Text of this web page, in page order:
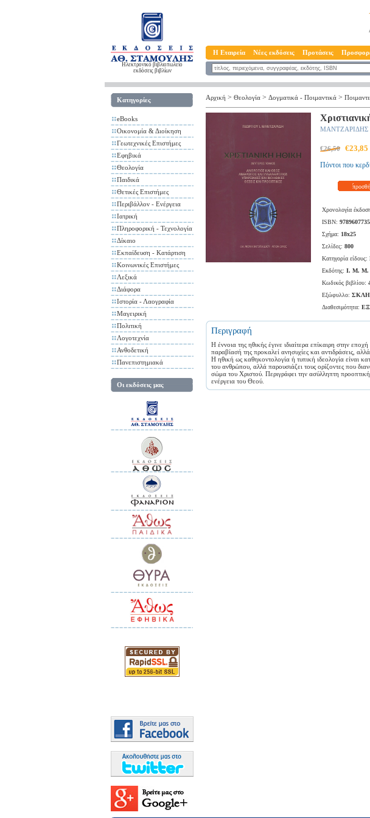
Ηλεκτρονικό βιβλιοπωλείο
εκδόσεις βιβλίων
Η Εταιρεία Νέες εκδόσεις Προτάσεις
Κατηγορίες
eBooks
Οικονομία & Διοίκηση
Γεωτεχνικές Επιστήμες
Εφηβικά
Θεολογία
Παιδικά
Θετικές Επιστήμες
Περιβάλλον - Ενέργεια
Ιατρική
Πληροφορική - Τεχνολογία
Δίκαιο
Εκπαίδευση - Κατάρτιση
Κοινωνικές Επιστήμες
Λεξικά
Διάφορα
Ιστορία - Λαογραφία
Μαγειρική
Πολιτική
Λογοτεχνία
Ανθοδετική
Πανεπιστημιακά
Οι εκδόσεις μας
Αρχική > Θεολογία > Δογματικά - Ποιμαντικά >
ΜΑΝΤΖΑΡΙΔΗΣ
€26,50
Πόντοι που
Χρονολογία
ISBN:
Σχήμα: 18x25
Σελίδες: 800
Κατηγορία είδους:
Εκδότης: Ι. Μ. Μ.
Κωδικός βιβλίου:
Εξώφυλλο:
Διαθεσιμότητα:
Περιγραφή
Η έννοια της ηθικής έγινε ιδιαίτερα επίκαιρη στην
παραβίασή της προκαλεί ανησυχίες και αντιδράσεις,
Η ηθική ως καθηκοντολογία ή τυπική ιδεολογία είναι
του ανθρώπου, αλλά παρουσιάζει τους ορίζοντες που
σώμα του Χριστού. Περιγράφει την ασύλληπτη
ενέργεια του Θεού.